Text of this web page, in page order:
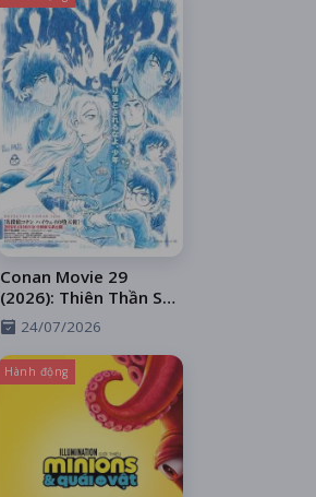
Conan Movie 29
(2026): Thiên Thần Sa
Ngã Trên Xa Lộ
24/07/2026
Hành động